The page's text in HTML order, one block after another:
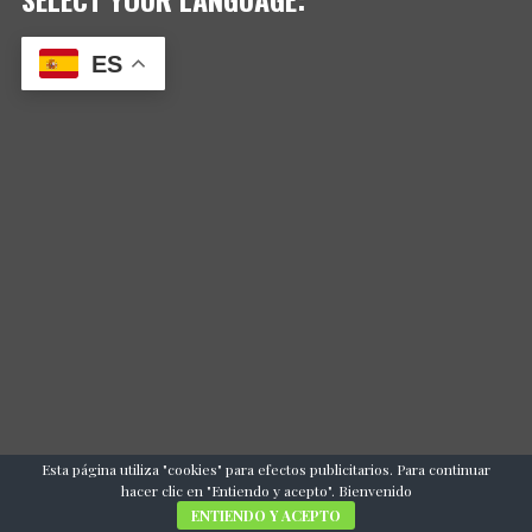
ES
Esta página utiliza "cookies" para efectos publicitarios. Para continuar
hacer clic en "Entiendo y acepto". Bienvenido
ENTIENDO Y ACEPTO